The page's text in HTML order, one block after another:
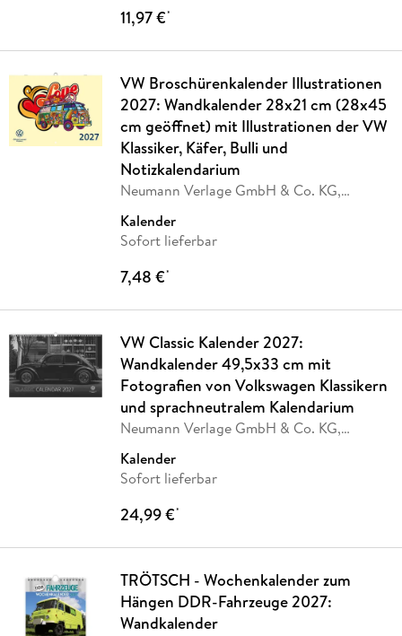
11,97 €*
VW Broschürenkalender Illustrationen
2027: Wandkalender 28x21 cm (28x45
cm geöffnet) mit Illustrationen der VW
Klassiker, Käfer, Bulli und
Notizkalendarium
Neumann Verlage GmbH & Co. KG,
Kalender
Sofort lieferbar
7,48 €*
VW Classic Kalender 2027:
Wandkalender 49,5x33 cm mit
Fotografien von Volkswagen Klassikern
und sprachneutralem Kalendarium
Neumann Verlage GmbH & Co. KG,
Kalender
Sofort lieferbar
24,99 €*
TRÖTSCH - Wochenkalender zum
Hängen DDR-Fahrzeuge 2027:
Wandkalender